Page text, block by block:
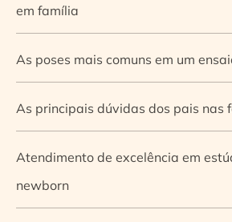
em família
As poses mais comuns em um
As principais dúvidas dos pais nas
Atendimento de excelência em
newborn